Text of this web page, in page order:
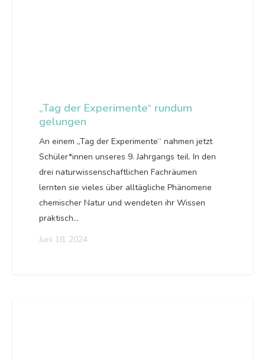
„Tag der Experimente“ rundum
gelungen
An einem „Tag der Experimente“ nahmen jetzt
Schüler*innen unseres 9. Jahrgangs teil. In den
drei naturwissenschaftlichen Fachräumen
lernten sie vieles über alltägliche Phänomene
chemischer Natur und wendeten ihr Wissen
praktisch…
Juni 18, 2024